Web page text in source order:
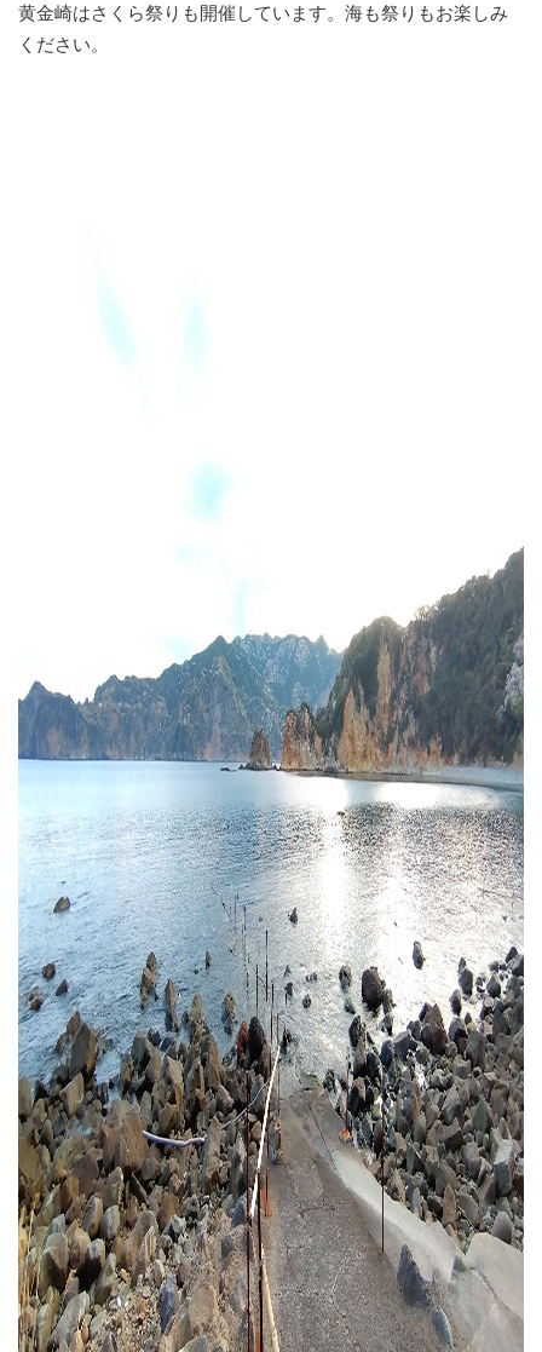
黄金崎はさくら祭りも開催しています。海も祭りもお楽しみ
ください。